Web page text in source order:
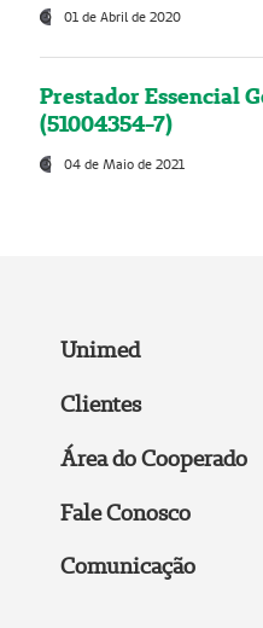
01 de Abril de 2020
Prestador Essencial
(51004354-7)
04 de Maio de 2021
Unimed
Clientes
Área do Cooperado
Fale Conosco
Comunicação